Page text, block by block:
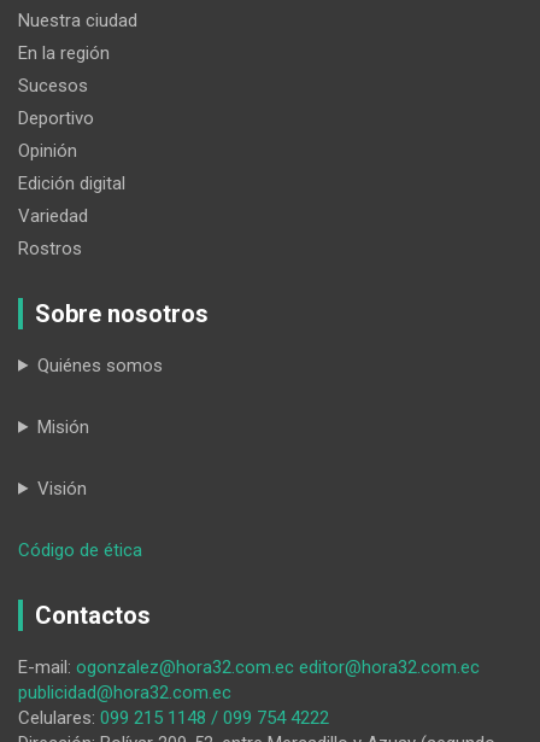
Nuestra ciudad
En la región
Sucesos
Deportivo
Opinión
Edición digital
Variedad
Rostros
Sobre nosotros
Quiénes somos
Misión
Visión
Código de ética
identidad
Contactos
E-mail: ogonzalez@hora32.com.ec editor@hora32.com.ec
publicidad@hora32.com.ec
Celulares: 099 215 1148 / 099 754 4222